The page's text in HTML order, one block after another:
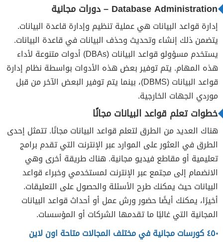
Database Administration – دورات مجانية
إدارة قواعد البيانات هي عملية تنظيم وإدارة قاعدة البيانات.
يتضمن ذلك إنشاء وتحديث وحذف البيانات في قاعدة البيانات.
يستخدم مسؤولو قواعد البيانات (DBAs) أدوات متنوعة لأداء
هذه المهام. يتم توفير بعض هذه الأدوات بواسطة نظام إدارة
قواعد البيانات (DBMS)، بينما يتم توفير البعض الآخر من قبل
موردي الجهات الخارجية.
خطوات تعلم قواعد البيانات مجانًا
هناك العديد من الطرق لتعلم قواعد البيانات مجانًا. تتمثل إحدى
الطرق في العثور على الموارد عبر الإنترنت التي تقدم برامج
تعليمية أو مقاطع فيديو مجانية. هناك طريقة أخرى وهي
الانضمام إلى مجتمع عبر الإنترنت لمستخدمي وخبراء قواعد
البيانات حيث يمكنك طرح الأسئلة والحصول على التعليقات.
أخيرًا، يمكنك أيضًا حضور ورش عمل أو أحداث قواعد البيانات
المجانية التي غالبًا ما تقدمها الشركات أو المؤسسات.
٤٥٠ كورسات مجانية في مختلف المجالات متاحة اون لاين